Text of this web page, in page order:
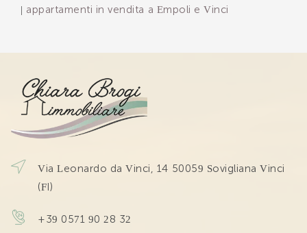
appartamenti in vendita a Empoli e Vinci
Via Leonardo da Vinci, 14 50059 Sovigliana Vinci
(FI)
+39 0571 90 28 32